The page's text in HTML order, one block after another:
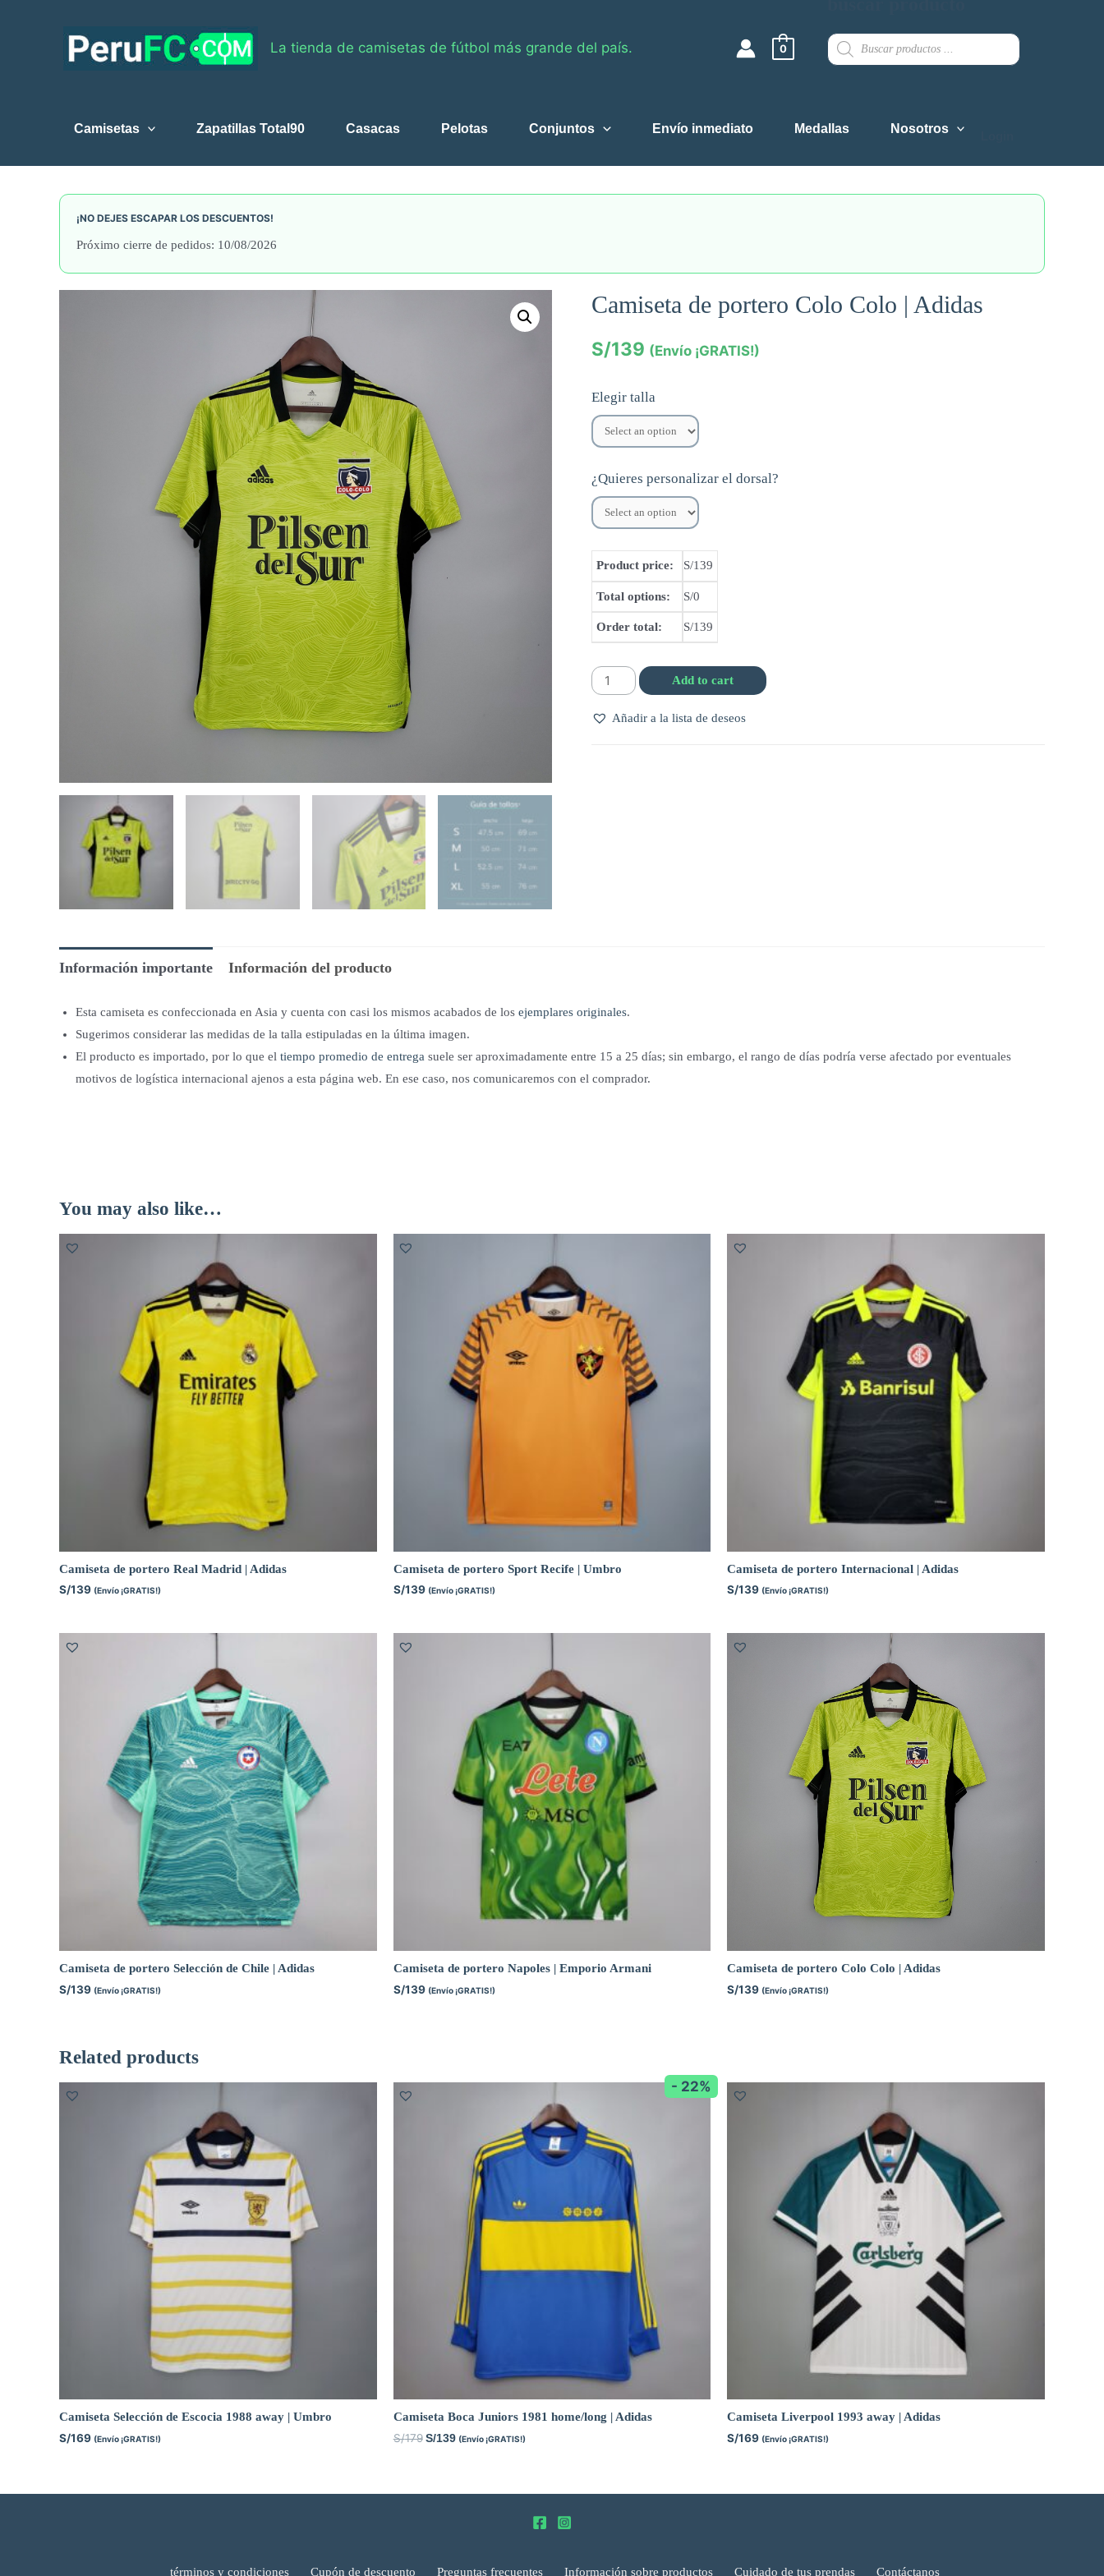
La tienda de camisetas de fútbol más grande del país. 0
Products
search
Camisetas Zapatillas Total90 Casacas Pelotas Conjuntos Envío inmediato Medallas Nosotros
¡NO DEJES ESCAPAR LOS DESCUENTOS!
Próximo cierre de pedidos: 10/08/2026
Camiseta de portero Colo Colo | Adidas
S/139 (Envío ¡GRATIS!)
Elegir talla
¿Quieres personalizar el dorsal?
Product price: S/139
Total options: S/0
Order total: S/139
Camiseta
portero
Add to cart
Añadir a la lista de deseos
Información importante Información del producto
Esta camiseta es confeccionada en Asia y cuenta con casi los mismos acabados de los ejemplares originales.
Sugerimos considerar las medidas de la talla estipuladas en la última imagen.
El producto es importado, por lo que el tiempo promedio de entrega suele ser aproximadamente entre 15 a 25 días; sin embargo, el rango de días podría verse afectado por eventuales
motivos de logística internacional ajenos a esta página web. En ese caso, nos comunicaremos con el comprador.
You may also like…
Camiseta de portero Real Madrid | Adidas
S/139 (Envío ¡GRATIS!)
Camiseta de portero Sport Recife | Umbro
S/139 (Envío ¡GRATIS!)
Camiseta de portero Internacional | Adidas
S/139 (Envío ¡GRATIS!)
Camiseta de portero Selección de Chile | Adidas
S/139 (Envío ¡GRATIS!)
Camiseta de portero Napoles | Emporio Armani
S/139 (Envío ¡GRATIS!)
Camiseta de portero Colo Colo | Adidas
S/139 (Envío ¡GRATIS!)
Related products
Camiseta Selección de Escocia 1988 away | Umbro
S/169 (Envío ¡GRATIS!)
- 22%
Camiseta Boca Juniors 1981 home/long | Adidas
S/179 S/139 (Envío ¡GRATIS!)
Camiseta Liverpool 1993 away | Adidas
S/169 (Envío ¡GRATIS!)
términos y condiciones Cupón de descuento Preguntas frecuentes Información sobre productos Cuidado de tus prendas Contáctanos